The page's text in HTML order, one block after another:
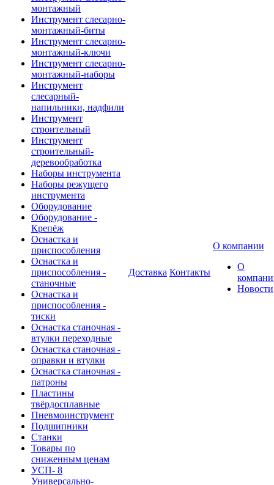
монтажный
Инструмент слесарно-
монтажный-биты
Инструмент слесарно-
монтажный-ключи
Инструмент слесарно-
монтажный-наборы
Инструмент
слесарный-
напильники, надфили
Инструмент
строительный
Инструмент
строительный-
деревообработка
Наборы инструмента
Наборы режущего
инструмента
Оборудование
Оборудование -
Крепёж
Оснастка и
приспособления
Оснастка и
приспособления -
станочные
Оснастка и
приспособления -
тиски
Оснастка станочная -
втулки переходные
Оснастка станочная -
оправки и втулки
Оснастка станочная -
патроны
Пластины
твёрдосплавные
Пневмоинструмент
Подшипники
Станки
Товары по
сниженным ценам
УСП- 8
Универсально-
Доставка Контакты
О компании
О
Новости